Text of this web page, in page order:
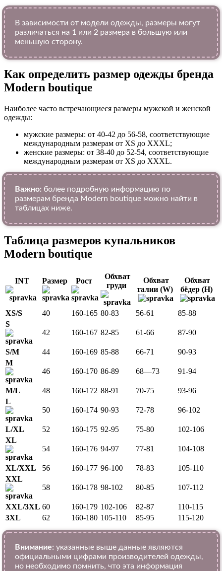
В зависимости от модели одежды, размеры могут
различаться на 1 или 2 размера в большую или
меньшую сторону.
Как определить размер одежды брендa
Modern boutique
Наиболее часто встречающиеся размеры мужской и женской
одежды:
мужские размеры: от 40-42 до 56-58, соответствующие
международным размерам от XS до XXXL;
женские размеры: от 38-40 до 52-54, соответствующие
международным размерам от XS до XXXL.
Важно: более подробную информацию по
размерам бренда Modern boutique можно найти в
таблицах ниже.
Таблица размеров купальников
Modern boutique
INT Размер Рост
Обхват
груди
Обхват
талии (W)
Обхват
бёдер (H)
XS/S 40 160-165 80-83 56-61
85-88
S
42
160-167 82-85 61-66 87-90
S/M 44 160-169 85-88 66-71
90-93
M
46
160-170 86-89 68—73 91-94
M/L 48 160-172 88-91 70-75
93-96
L
50
160-174 90-93 72-78 96-102
L/XL 52 160-175 92-95 75-80
102-106
XL
54
160-176 94-97 77-81 104-108
XL/XXL 56 160-177 96-100 78-83
105-110
XXL
58
160-178 98-102 80-85 107-112
XXL/3XL 60 160-179 102-106 82-87
110-115
3XL
62 160-180 105-110 85-95 115-120
Внимание: указанные выше данные являются
официальными цифрами производителей одежды,
но необходимо помнить, что эта информация